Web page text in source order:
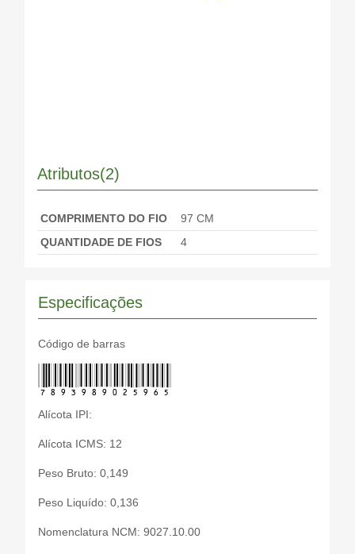
Atributos(2)
COMPRIMENTO DO FIO
97 CM
QUANTIDADE DE FIOS
4
Especificações
Código de barras
7893989025965
Alícota IPI:
Alícota ICMS: 12
Peso Bruto: 0,149
Peso Liquído: 0,136
Nomenclatura NCM: 9027.10.00